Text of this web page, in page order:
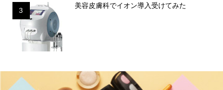
3
美容皮膚科でイオン導入受けてみた